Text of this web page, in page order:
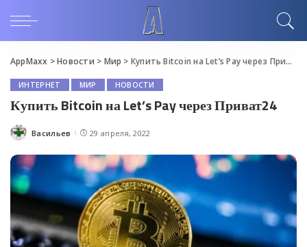
AppMaxx >Новости > Мир > Купить Bitcoin на Let’s Pay через Приват24
ИНТЕРНЕТ МИР НОВОСТИ
Купить Bitcoin на Let’s Pay через Приват24
Posted
Васильев 29 апреля, 2022